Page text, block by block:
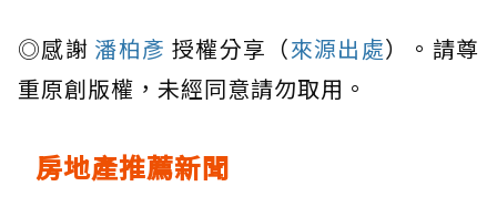
◎感謝 潘柏彥 授權分享（來源出處）。請尊
重原創版權，未經同意請勿取用。
房地產推薦新聞